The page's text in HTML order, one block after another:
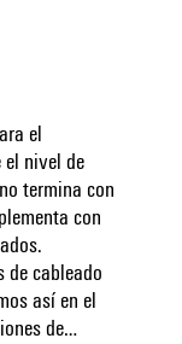
el
nivel de
termina con
con
cableado
así en el
de